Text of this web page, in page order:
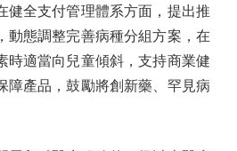
健全支付管理體系方面，提出推
動態調整完善病種分組方案，在
時適當向兒童傾斜，支持商業健
障產品，鼓勵將創新藥、罕見病